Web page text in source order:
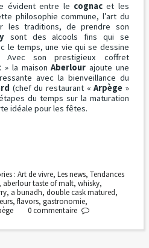
évident entre le cognacet les
philosophie commune, l’art du
les traditions, de prendre son
sont des alcools fins qui se
le temps, une vie qui se dessine
Avec son prestigieux coffret
» la maisonAberlour ajoute une
avec la bienveillance du
(chef du restaurant «Arpège »
du temps sur la maturation
idéale pour les fêtes.
: Art de vivre, Les news, Tendances
aberlour taste of malt,whisky,
, a bunadh, double cask matured,
, flavors, gastronomie,
0commentaire